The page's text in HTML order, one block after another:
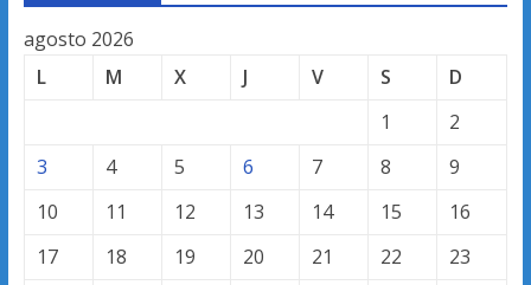
agosto 2026
L
M X J V S
D
1
2
3
4 5 6 7 8
9
10
11 12 13 14 15
16
17
18 19 20 21 22 23